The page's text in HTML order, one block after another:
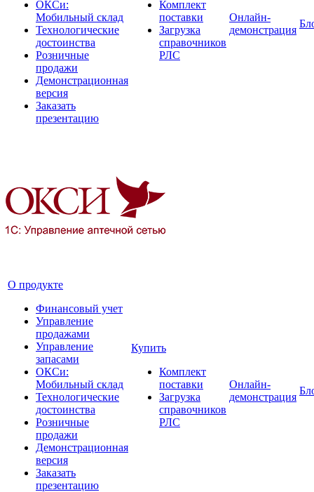
ОКСи:
Мобильный склад
Технологические
достоинства
Розничные
продажи
Демонстрационная
версия
Заказать
презентацию
Комплект
поставки
Загрузка
справочников
РЛС
Онлайн-
демонстрация
О продукте
Финансовый учет
Управление
продажами
Управление
запасами
ОКСи:
Мобильный склад
Технологические
достоинства
Розничные
продажи
Демонстрационная
версия
Заказать
презентацию
Купить
Комплект
поставки
Загрузка
справочников
РЛС
Онлайн-
демонстрация